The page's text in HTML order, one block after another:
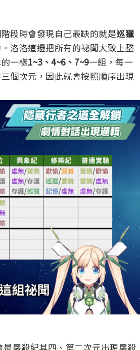
段時會發現自己最缺的就是巡獵
洛洛這邊把所有的祕聞大致上整
一樣1~3、4~6、7~9一組，每一
個次元，因此就會按照順序出現
屠殺紀其四、第二次元出現屠殺